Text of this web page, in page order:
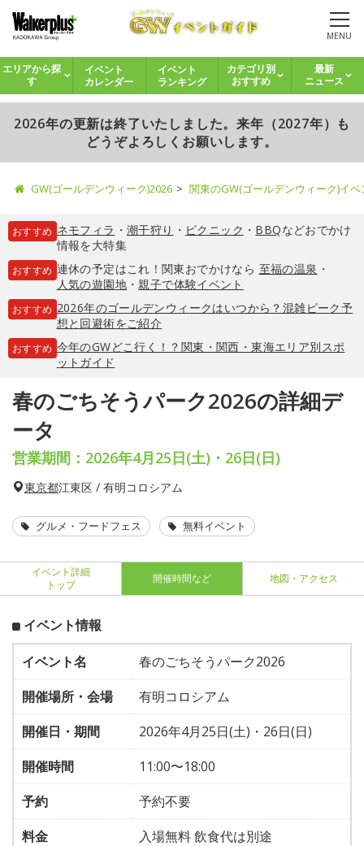
MENU
エリアから探
す
イベント
カレンダー
イベント
ランキング
カテゴリ別
おすすめ
最新
ニュース
2026年の更新は終了いたしました。来年（2027年）も
どうぞよろしくお願いします。
GW(ゴールデンウィーク)2026 関東のGW(ゴールデンウィーク)イ
おすすめ ネモフィラ ・ 潮干狩り ・ ピクニック ・ BBQなどおでかけ
情報を大特集
おすすめ 連休の予定はこれ！関東おでかけなら 至福の温泉 ・
人気の遊園地・親子で体験イベント
おすすめ 2026年のゴールデンウィークはいつから？混雑ピーク予
想と回避術をご紹介
おすすめ 今年のGWどこ行く！？関東・関西・東海エリア別スポ
ットガイド
春のごちそうパーク2026の詳細デ
ータ
営業期間：2026年4月25日(土)・26日(日)
東京都江東区 / 有明コロシアム
グルメ・フードフェス 無料イベント
イベント詳細
トップ
開催時間など 地図・アクセス
イベント情報
イベント名
春のごちそうパーク2026
開催場所・会場
有明コロシアム
開催日・期間
2026年4月25日(土)・26日(日)
開催時間
11:00〜18:00
予約
予約不要
料金
入場無料 飲食代は別途